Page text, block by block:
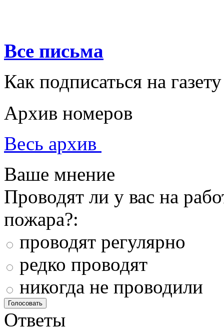
Все письма
Как подписаться на газету
Архив номеров
Весь архив
Ваше мнение
Проводят ли у вас на
пожара?:
проводят регулярно
редко проводят
никогда не проводили
Ответы